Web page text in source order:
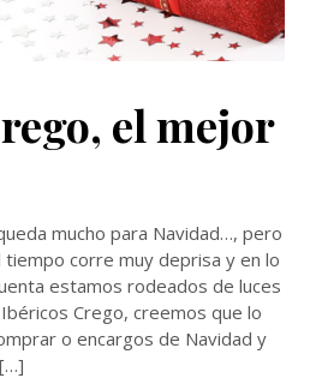
el mejor
mucho para Navidad…, pero
corre muy deprisa y en lo
estamos rodeados de luces
Crego, creemos que lo
o encargos de Navidad y